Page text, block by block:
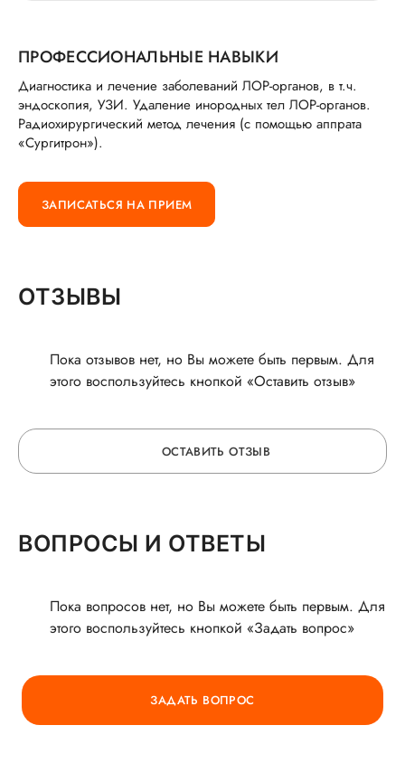
ПРОФЕССИОНАЛЬНЫЕ НАВЫКИ
Диагностика и лечение заболеваний ЛОР-органов, в т.ч.
эндоскопия, УЗИ. Удаление инородных тел ЛОР-органов.
Радиохирургический метод лечения (с помощью аппрата
«Сургитрон»).
ЗАПИСАТЬСЯ НА ПРИЕМ
ОТЗЫВЫ
Пока отзывов нет, но Вы можете быть первым. Для
этого воспользуйтесь кнопкой «Оставить отзыв»
ОСТАВИТЬ ОТЗЫВ
ГОРЯЧАЯ ЛИНИЯ КАЧЕСТВА
ВОПРОСЫ И ОТВЕТЫ
Пока вопросов нет, но Вы можете быть первым. Для
этого воспользуйтесь кнопкой «Задать вопрос»
ЗАДАТЬ ВОПРОС